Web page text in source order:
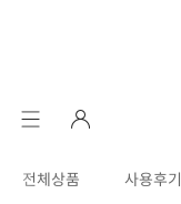
전체상품 사용후기